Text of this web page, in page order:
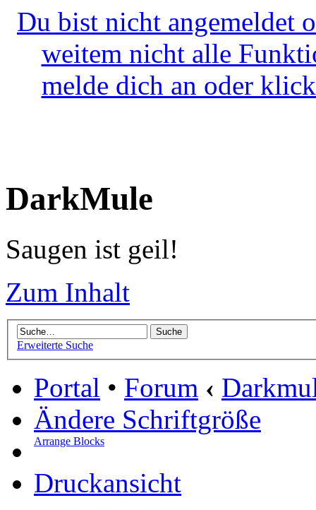
Du bist nicht angemeldet
weitem nicht alle
melde dich an oder
DarkMule
Saugen ist geil!
Zum Inhalt
Erweiterte Suche
Portal • Forum ‹
Ändere Schriftgröße
Arrange Blocks
Druckansicht